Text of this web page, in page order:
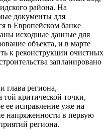
района. На
документы для
в Европейском банке
исходные данные для
объекта, и в марте
к реконструкции очистных
запланировано
глава региона,
той критической точки,
ее исправление уже на
напряженности в первую
региона.